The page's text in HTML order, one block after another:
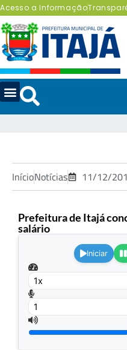
Acesso a Informação
InícioNotícias 11/12/
Prefeitura de Itajá
salário
Iniciar